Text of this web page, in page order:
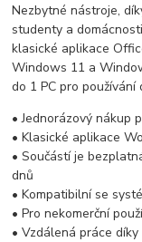
Nezbytné nástroje,
studenty a
klasické aplikace
Windows 11 a
do 1 PC pro používání
• Jednorázový nákup
• Klasické aplikace
• Součástí je
dnů
• Kompatibilní se
• Pro nekomerční
• Vzdálená práce